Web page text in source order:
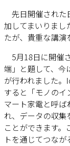
先日開催された
加してまいりまし
たが、貴重な講演
5月18日に開催
端」と題して、今
が行われました
すると「モノのイ
マート家電と呼
れ、データの収集
ことができます
トを通じてつなが